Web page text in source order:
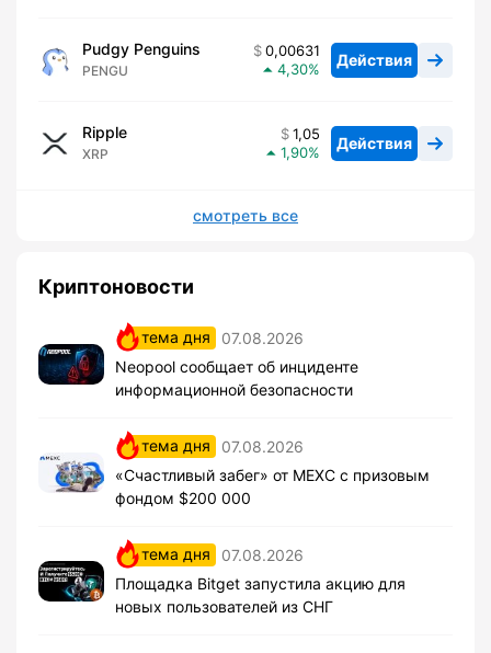
Pudgy Penguins
PENGU
0,00631
4,30
Действия
Ripple
XRP
1,05
1,90
Действия
смотреть все
Криптоновости
тема дня
07.08.2026
Neopool сообщает об инциденте
информационной безопасности
тема дня
07.08.2026
«Счастливый забег» от MEXC с призовым
фондом $200 000
тема дня
07.08.2026
Площадка Bitget запустила акцию для
новых пользователей из СНГ